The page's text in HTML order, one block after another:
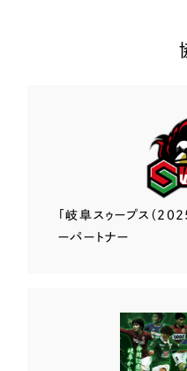
「岐阜スゥープス （
ーパートナー